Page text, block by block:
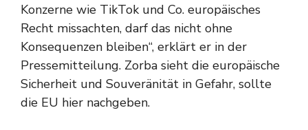
Konzerne wie TikTok und Co. europäisches
Recht missachten, darf das nicht ohne
Konsequenzen bleiben“, erklärt er in der
Pressemitteilung. Zorba sieht die europäische
Sicherheit und Souveränität in Gefahr, sollte
die EU hier nachgeben.